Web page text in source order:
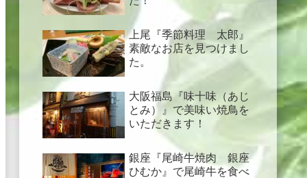
上尾『季節料理 太郎』
素敵なお店を見つけまし
た。
大阪福島『味十味（あじ
とみ）』で美味い焼鳥を
いただきます！
銀座『尾崎牛焼肉 銀座
ひむか』で尾崎牛を食べ